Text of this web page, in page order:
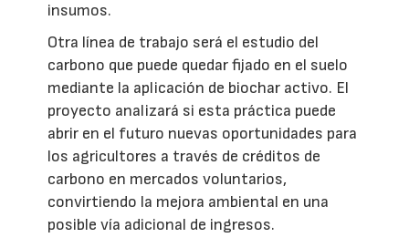
insumos.
Otra línea de trabajo será el estudio del
carbono que puede quedar fijado en el suelo
mediante la aplicación de biochar activo. El
proyecto analizará si esta práctica puede
abrir en el futuro nuevas oportunidades para
los agricultores a través de créditos de
carbono en mercados voluntarios,
convirtiendo la mejora ambiental en una
posible vía adicional de ingresos.